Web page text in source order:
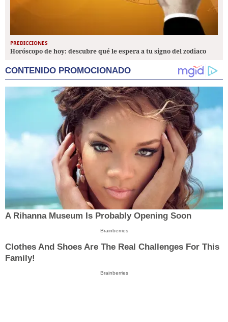
PREDICCIONES
Horóscopo de hoy: descubre qué le espera a tu signo del zodiaco
CONTENIDO PROMOCIONADO
A Rihanna Museum Is Probably Opening Soon
Brainberries
Clothes And Shoes Are The Real Challenges For This
Family!
Brainberries